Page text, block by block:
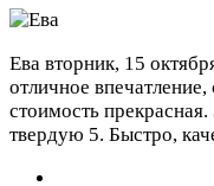
Ева вторник, 15
отличное
стоимость
твердую 5. Быстро,